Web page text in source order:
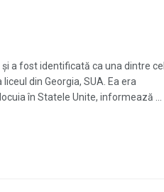
a fost identificată ca una dintre
din Georgia, SUA. Ea era
în Statele Unite, informează ...